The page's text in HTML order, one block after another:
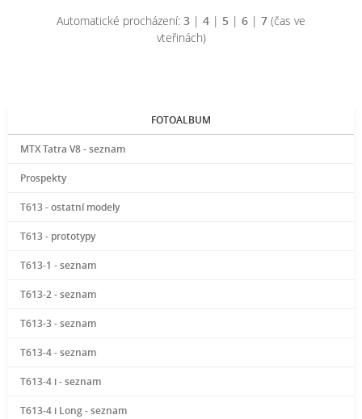
Automatické procházení: 3 | 4 | 5 | 6 | 7 (čas ve
vteřinách)
FOTOALBUM
MTX Tatra V8 - seznam
Prospekty
T613 - ostatní modely
T613 - prototypy
T613-1 - seznam
T613-2 - seznam
T613-3 - seznam
T613-4 - seznam
T613-4 i - seznam
T613-4 i Long - seznam